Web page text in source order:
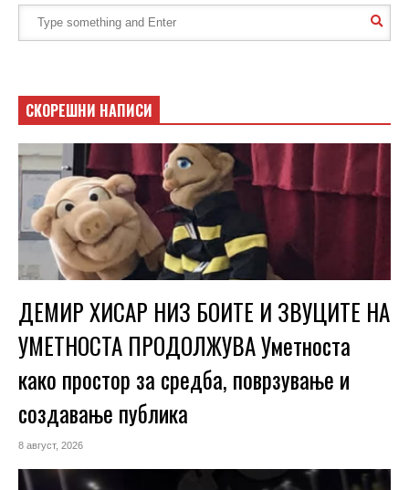
СКОРЕШНИ НАПИСИ
ДЕМИР ХИСАР НИЗ БОИТЕ И ЗВУЦИТЕ НА
УМЕТНОСТА ПРОДОЛЖУВА Уметноста
како простор за средба, поврзување и
создавање публика
8 август, 2026